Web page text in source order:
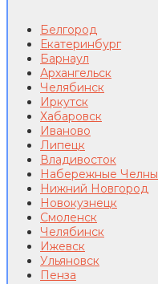
Белгород
Екатеринбург
Барнаул
Архангельск
Челябинск
Иркутск
Хабаровск
Иваново
Липецк
Владивосток
Набережные Челны
Нижний Новгород
Новокузнецк
Смоленск
Челябинск
Ижевск
Ульяновск
Пенза